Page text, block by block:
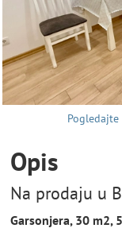
Pogledajte
Opis
Na prodaju u
Garsonjera, 30 m2,